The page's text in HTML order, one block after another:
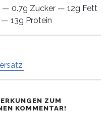
— 0.7g Zucker — 12g Fett
13g Protein
ZUM
KOMMENTAR!